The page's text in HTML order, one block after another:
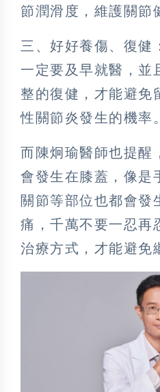
節潤滑度，維護關節
三、好好養傷、復健
一定要及早就醫，並
整的復健，才能避免
性關節炎發生的機率。
而陳炯瑜醫師也提醒
會發生在膝蓋，像是
關節等部位也都會發
痛，千萬不要一忍再
治療方式，才能避免